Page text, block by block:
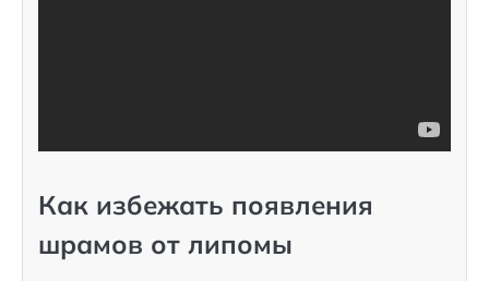
Как избежать появления
шрамов от липомы